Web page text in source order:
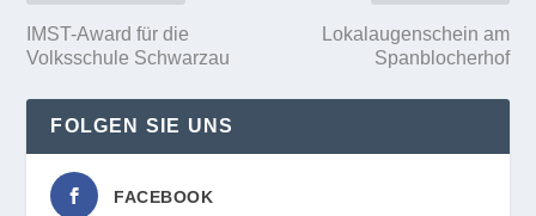
IMST-Award für die
Volksschule Schwarzau
Lokalaugenschein am
Spanblocherhof
FOLGEN SIE UNS
FACEBOOK